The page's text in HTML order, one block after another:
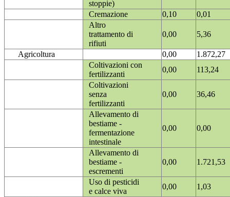
stoppie)
Cremazione
0,10
0,01
Altro
trattamento di
rifiuti
0,00 5,36
Agricoltura 0,00
1.872,27
Coltivazioni con
fertilizzanti
0,00
113,24
Coltivazioni
senza
fertilizzanti
0,00 36,46
Allevamento di
bestiame -
fermentazione
intestinale
0,00 0,00
Allevamento di
bestiame -
escrementi
0,00 1.721,53
Uso di pesticidi
e calce viva
0,00
1,03